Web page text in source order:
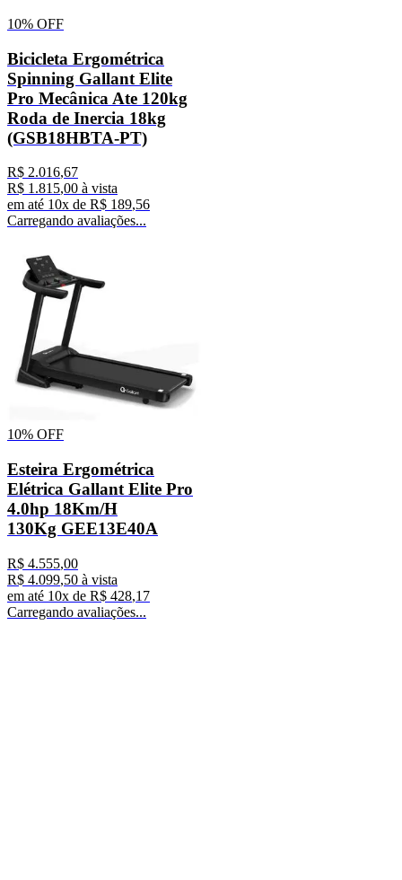
10% OFF
Bicicleta Ergométrica
Spinning Gallant Elite
Pro Mecânica Ate 120kg
Roda de Inercia 18kg
(GSB18HBTA-PT)
R$ 2.016,67
R$ 1 .815,00 à vista
em até 10x de R$ 189,56
Carregando avaliações...
10% OFF
Esteira Ergométrica
Elétrica Gallant Elite Pro
4.0hp 18Km/H
130Kg GEE13E40A
R$ 4.555,00
R$ 4.099,50 à vista
em até 10x de R$ 428,17
Carregando avaliações...